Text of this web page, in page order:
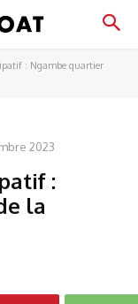
: Ngambe quartier
2023
:
la